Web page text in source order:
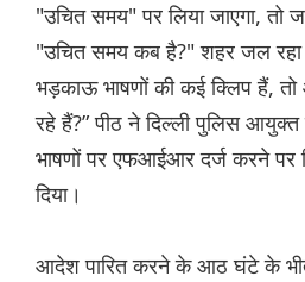
"उचित समय" पर लिया जाएगा, तो
"उचित समय कब है?" शहर जल
भड़काऊ भाषणों की कई क्लिप हैं,
रहे हैं?” पीठ ने दिल्ली पुलिस
भाषणों पर एफआईआर दर्ज करने
दिया।
आदेश पारित करने के आठ घंटे के